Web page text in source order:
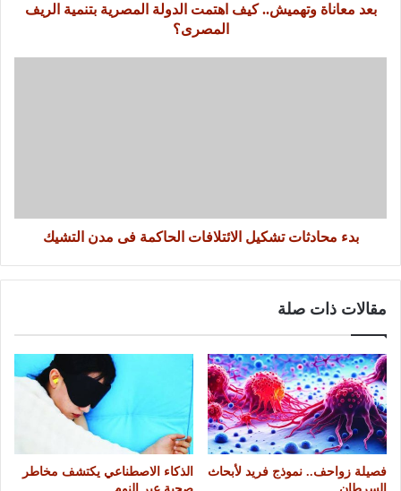
بعد معاناة وتهميش.. كيف اهتمت الدولة المصرية بتنمية الريف
المصرى؟
بدء محادثات تشكيل الائتلافات الحاكمة فى مدن التشيك
مقالات ذات صلة
فصيلة زواحف.. نموذج فريد لأبحاث
الذكاء الاصطناعي يكتشف مخاطر